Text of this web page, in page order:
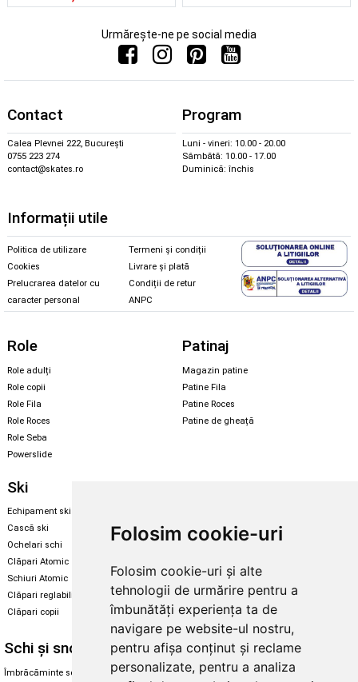
Folosim cookie-uri
Folosim cookie-uri și alte
tehnologii de urmărire pentru a
îmbunătăți experiența ta de
navigare pe website-ul nostru,
pentru afișa conținut și reclame
personalizate, pentru a analiza
Urmărește-ne pe social media
Contact
Calea Plevnei 222, București
0755 223 274
contact@skates.ro
Program
Luni - vineri: 10.00 - 20.00
Sâmbătă: 10.00 - 17.00
Duminică: închis
Informații utile
Politica de utilizare
Cookies
Prelucrarea datelor cu
caracter personal
Termeni și condiții
Livrare și plată
Condiții de retur
ANPC
Role
Role adulți
Role copii
Role Fila
Role Roces
Role Seba
Powerslide
Patinaj
Magazin patine
Patine Fila
Patine Roces
Patine de gheață
Ski
Echipament ski
Cască ski
Ochelari schi
Clăpari Atomic
Schiuri Atomic
Clăpari reglabili
Clăpari copii
Echipament snowboard
Skate & longboard
Santa Cruz
Enuff Skateboards
Schi și snowboard
Îmbrăcăminte schi și snowboard
Diverse
Cum aleg rolele